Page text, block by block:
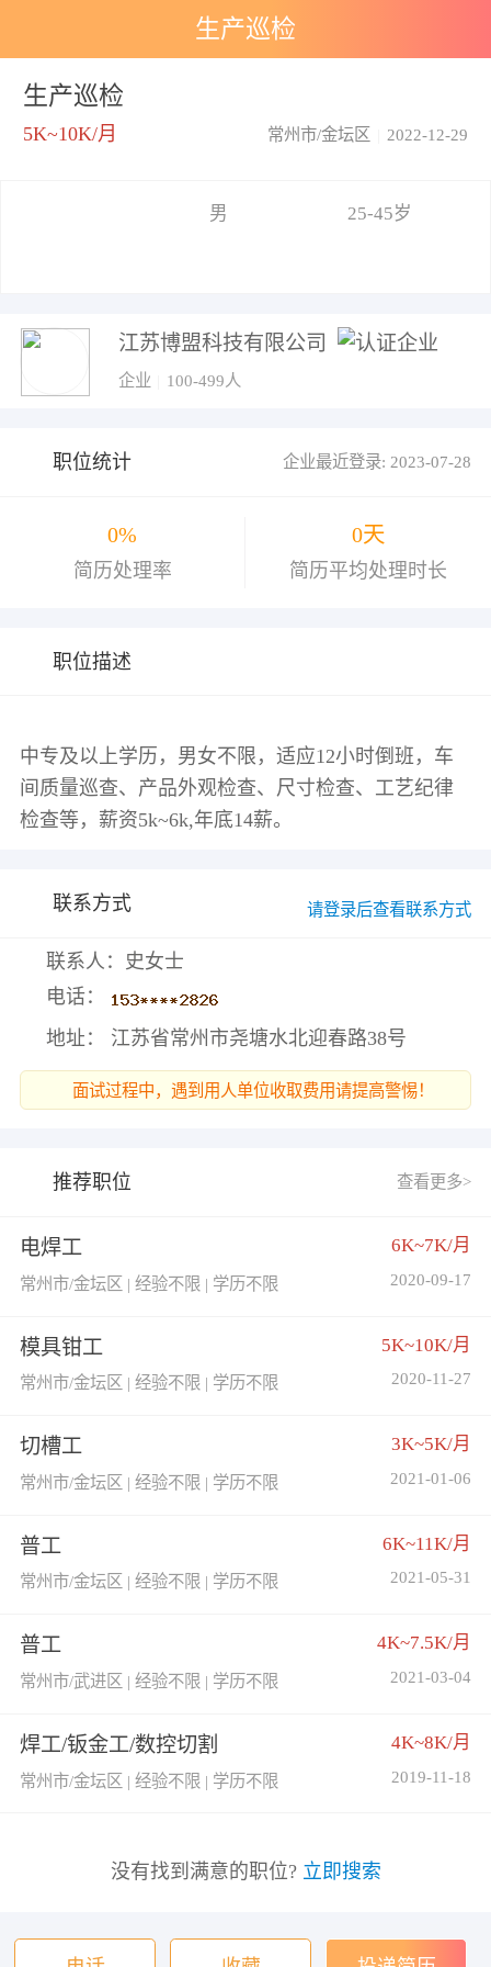
生产巡检
生产巡检
5K~10K/月 2022-12-29
常州市/金坛区
男 25-45岁
江苏博盟科技有限公司
企业 100-499人
职位统计 企业最近登录: 2023-07-28
0%
简历处理率
0天
简历平均处理时长
职位描述
中专及以上学历，男女不限，适应12小时倒班，车
间质量巡查、产品外观检查、尺寸检查、工艺纪律
联系方式 请登录后查看联系方式
联系人：史女士
电话：
地址： 江苏省常州市尧塘水北迎春路38号
面试过程中，遇到用人单位收取费用请提高警惕！
推荐职位 查看更多>
电焊工 6K~7K/月
常州市/金坛区 | 经验不限 | 学历不限 2020-09-17
模具钳工 5K~10K/月
常州市/金坛区 | 经验不限 | 学历不限 2020-11-27
切槽工 3K~5K/月
常州市/金坛区 | 经验不限 | 学历不限 2021-01-06
普工 6K~11K/月
常州市/金坛区 | 经验不限 | 学历不限 2021-05-31
普工 4K~7.5K/月
常州市/武进区 | 经验不限 | 学历不限 2021-03-04
焊工/钣金工/数控切割 4K~8K/月
常州市/金坛区 | 经验不限 | 学历不限 2019-11-18
没有找到满意的职位? 立即搜索